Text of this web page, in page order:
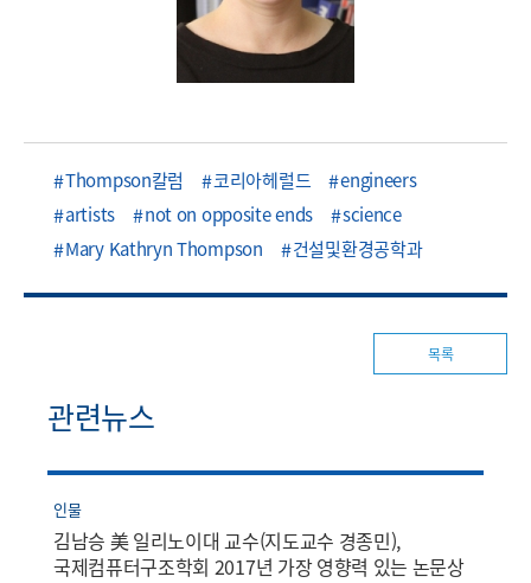
Thompson칼럼 코리아헤럴드
engineers
artists
not on opposite ends
science
Mary Kathryn Thompson
건설및환경공학과
목록
관련뉴스
인물
김남승 美 일리노이대 교수(지도교수 경종민),
국제컴퓨터구조학회 2017년 가장 영향력 있는 논문상